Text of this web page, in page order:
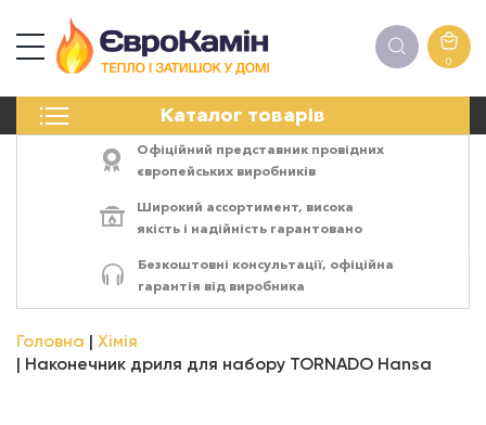
0
Каталог товарів
ПЕЧІ
ЕЛЕКТРОКАМІНИ
АКСЕСУАРИ
Офіційний представник провідних
європейських виробників
Широкий ассортимент, висока
якість і надійність гарантовано
Безкоштовні консультації, офіційна
гарантія від виробника
Головна
Хімія
Наконечник дриля для набору TORNADO Hansa